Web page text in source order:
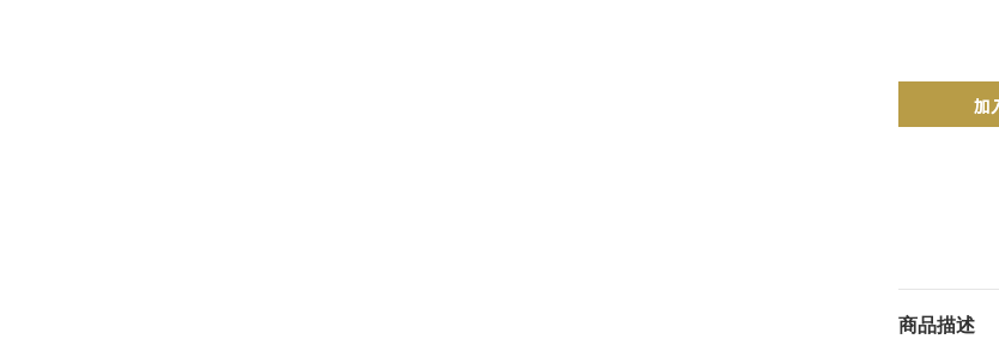
加
商品描述